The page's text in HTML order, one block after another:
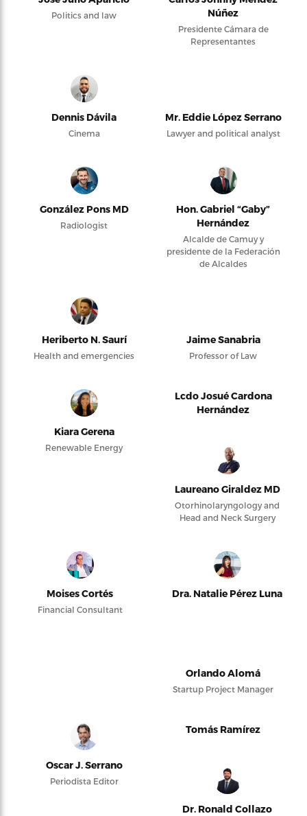
Politics and law
Núñez
Presidente Cámara de
Representantes
Dennis Dávila
Cinema
Mr. Eddie López Serrano
Lawyer and political analyst
González Pons MD
Radiologist
Hon. Gabriel “Gaby”
Hernández
Alcalde de Camuy y
presidente de la Federación
de Alcaldes
Heriberto N. Saurí
Health and emergencies
Jaime Sanabria
Professor of Law
Kiara Gerena
Renewable Energy
Lcdo Josué Cardona
Hernández
Laureano Giraldez MD
Otorhinolaryngology and
Head and Neck Surgery
Moises Cortés
Financial Consultant
Dra. Natalie Pérez Luna
Orlando Alomá
Startup Project Manager
Oscar J. Serrano
Periodista Editor
Tomás Ramírez
Dr. Ronald Collazo